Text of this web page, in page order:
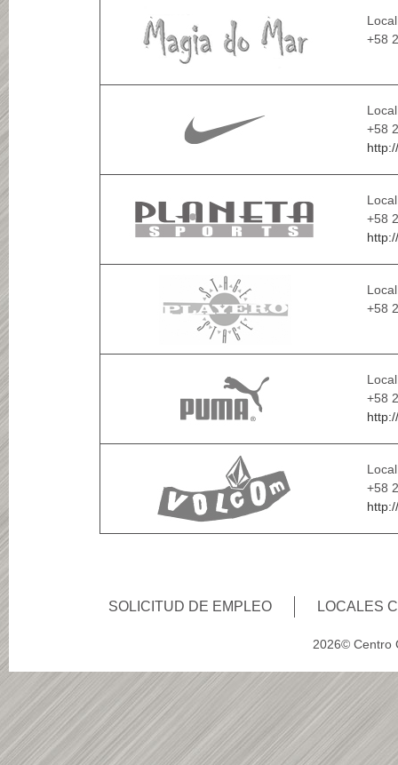
+58
+58
+58
+58
+58
+58
SOLICITUD DE EMPLEO LOCALES
2026© Centro